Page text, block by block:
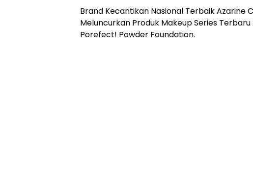
Brand Kecantikan Nasional Terbaik Azarine
Meluncurkan Produk Makeup Series Terbaru
Porefect! Powder Foundation.